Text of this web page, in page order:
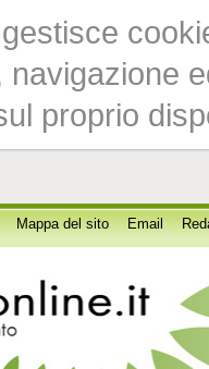
navigazione
proprio
Mappa del sito Email